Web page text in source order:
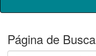
Página de Busca